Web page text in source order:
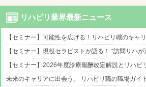
リハビリ業界最新ニュース
【セミナー】可能性を広げる！リハビリ職のキャ
【セミナー】現役セラピストが語る！ “訪問リハが
【セミナー】2026年度診療報酬改定解説とリハビ
未来のキャリアに出会う。 リハビリ職の職場ガイ